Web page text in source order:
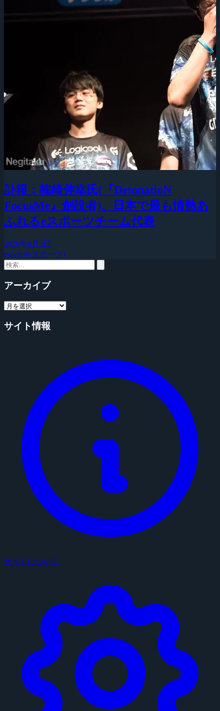
訃報：梅崎伸幸氏(『DetonatioN
FocusMe』創設者)、日本で最も情熱あ
ふれるeスポーツチーム代表
2026年8月3日
esports(eスポーツ)
アーカイブ
サイト情報
サイトについて